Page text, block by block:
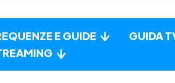
E GUIDE GUIDA